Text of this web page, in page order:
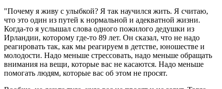
"Почему я живу с улыбкой? Я так научился жить. Я считаю,
что это один из путей к нормальной и адекватной жизни.
Когда-то я услышал слова одного пожилого дедушки из
Ирландии, которому где-то 89 лет. Он сказал, что не надо
реагировать так, как мы реагируем в детстве, юношестве и
молодости. Надо меньше стрессовать, надо меньше обращать
внимания на вещи, которые вас не касаются. Надо меньше
помогать людям, которые вас об этом не просят.